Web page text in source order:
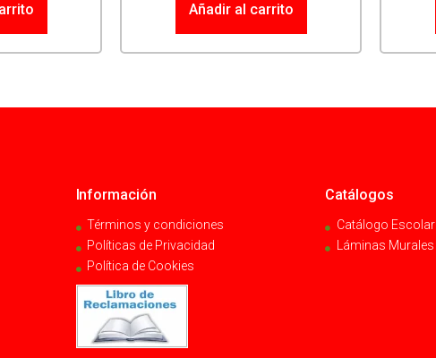
Añadir al carrito
Información
Términos y condiciones
Políticas de Privacidad
Política de Cookies
Catálogos
Catálogo
Láminas Murales